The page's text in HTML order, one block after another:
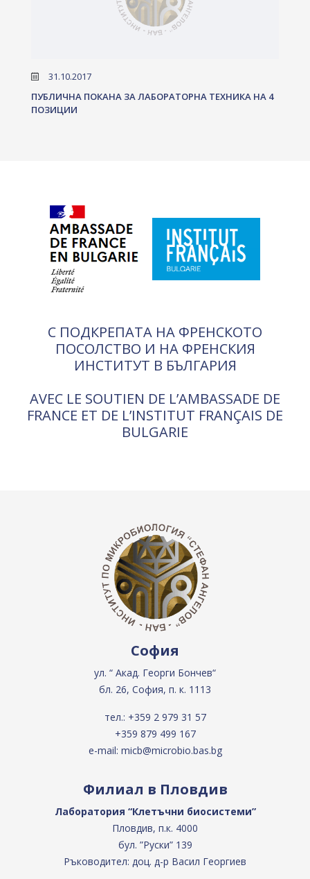
31.10.2017
ПУБЛИЧНА ПОКАНА ЗА ЛАБОРАТОРНА ТЕХНИКА НА 4
ПОЗИЦИИ
С ПОДКРЕПАТА НА ФРЕНСКОТО
ПОСОЛСТВО И НА ФРЕНСКИЯ
ИНСТИТУТ В БЪЛГАРИЯ
AVEC LE SOUTIEN DE L’AMBASSADE DE
FRANCE ET DE L’INSTITUT FRANÇAIS DE
BULGARIE
София
ул. “ Акад. Георги Бончев“
бл. 26, София, п. к. 1113
тел.: +359 2 979 31 57
+359 879 499 167
e-mail: micb@microbio.bas.bg
Филиал в Пловдив
Лаборатория “Клетъчни биосистеми”
Пловдив, п.к. 4000
бул. ”Руски” 139
Ръководител: доц. д-р Васил Георгиев